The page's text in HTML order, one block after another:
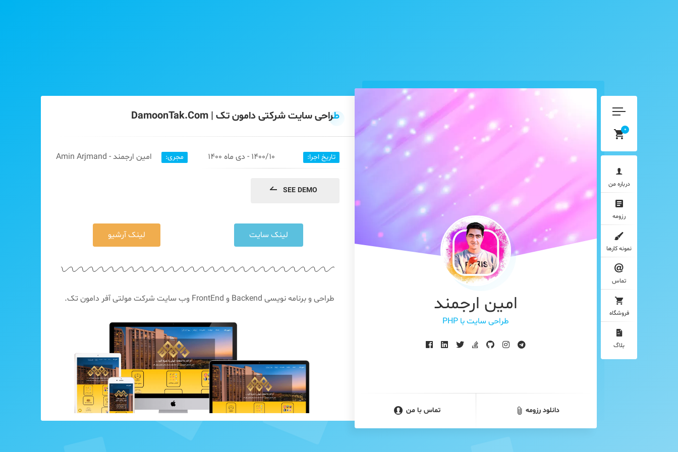
0
درباره من
رزومه
نمونه کارها
تماس
فروشگاه
بلاگ
امین ارجمند
طراحی سایت با PHP
طراحی سایت با وردپرس
طراحی سایت با Laravel
دانلود رزومه تماس با من
طراحی سایت شرکتی دامون تک | DamoonTak.Com
تاریخ اجرا: 1400/10 - دی ماه 1400 مجری: امین ارجمند - Amin Arjmand
SEE DEMO
لینک سایت لینک آرشیو
طراحی و برنامه نویسی Backend و FrontEnd وب سایت شرکت مولتی آفر دامون تک.